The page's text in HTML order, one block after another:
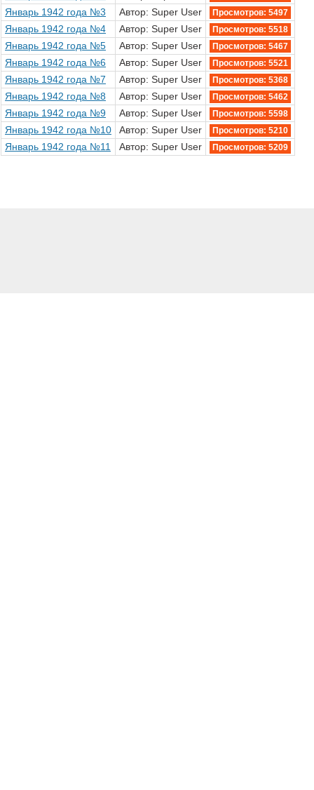
Январь 1942 года №3 Автор: Super User Просмотров: 5497
Январь 1942 года №4 Автор: Super User Просмотров: 5518
Январь 1942 года №5 Автор: Super User Просмотров: 5467
Январь 1942 года №6 Автор: Super User Просмотров: 5521
Январь 1942 года №7 Автор: Super User Просмотров: 5368
Январь 1942 года №8 Автор: Super User Просмотров: 5462
Январь 1942 года №9 Автор: Super User Просмотров: 5598
Январь 1942 года №10 Автор: Super User Просмотров: 5210
Январь 1942 года №11 Автор: Super User Просмотров: 5209